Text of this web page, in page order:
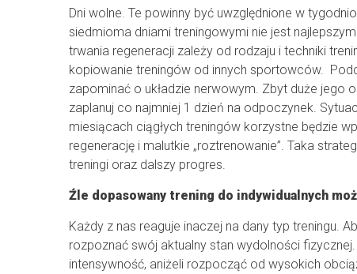
Dni wolne. Te powinny być uwzględnione w
siedmioma dniami treningowymi nie jest
trwania regeneracji zależy od rodzaju i techniki
kopiowanie treningów od innych sportowców.
zapominać o układzie nerwowym. Zbyt duże jego
zaplanuj co najmniej 1 dzień na odpoczynek.
miesiącach ciągłych treningów korzystne będzie
regenerację i malutkie „roztrenowanie”. Taka
treningi oraz dalszy progres.
Źle dopasowany trening do indywidualnych
Każdy z nas reaguje inaczej na dany typ treningu.
rozpoznać swój aktualny stan wydolności
intensywność, aniżeli rozpocząć od wysokich